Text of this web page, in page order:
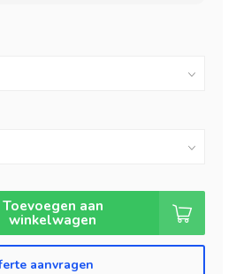
Toevoegen aan
winkelwagen
aanvragen